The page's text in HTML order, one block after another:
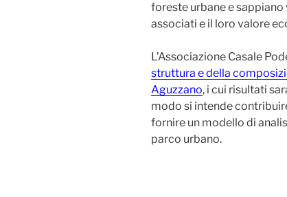
foreste urbane e
associati e il loro valore
L’Associazione Casale
struttura e della
Aguzzano, i cui risultati
modo si intende
fornire un modello di
parco urbano.